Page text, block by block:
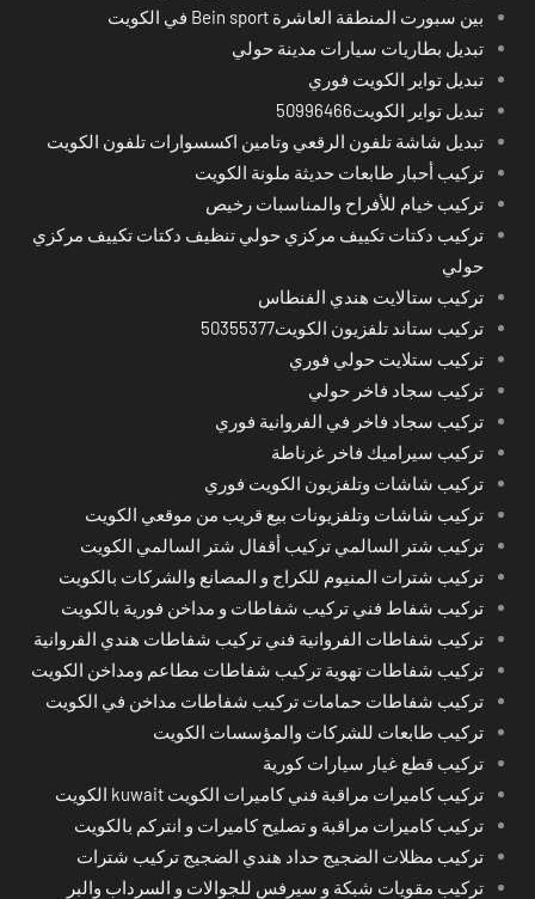
بين سبورت المنطقة العاشرة Bein sport في الكويت
تبديل بطاريات سيارات مدينة حولي
تبديل تواير الكويت فوري
تبديل تواير الكويت50996466
تبديل شاشة تلفون الرقعي وتامين اكسسوارات تلفون الكويت
تركيب أحبار طابعات حديثة ملونة الكويت
تركيب خيام للأفراح والمناسبات رخيص
تركيب دكتات تكييف مركزي حولي تنظيف دكتات تكييف مركزي
حولي
تركيب ستالايت هندي الفنطاس
تركيب ستاند تلفزيون الكويت50355377
تركيب ستلايت حولي فوري
تركيب سجاد فاخر حولي
تركيب سجاد فاخر في الفروانية فوري
تركيب سيراميك فاخر غرناطة
تركيب شاشات وتلفزيون الكويت فوري
تركيب شاشات وتلفزيونات بيع قريب من موقعي الكويت
تركيب شتر السالمي تركيب أقفال شتر السالمي الكويت
تركيب شترات المنيوم للكراج و المصانع والشركات بالكويت
تركيب شفاط فني تركيب شفاطات و مداخن فورية بالكويت
تركيب شفاطات الفروانية فني تركيب شفاطات هندي الفروانية
تركيب شفاطات تهوية تركيب شفاطات مطاعم ومداخن الكويت
تركيب شفاطات حمامات تركيب شفاطات مداخن في الكويت
تركيب طابعات للشركات والمؤسسات الكويت
تركيب قطع غيار سيارات كورية
تركيب كاميرات مراقبة فني كاميرات الكويت kuwait الكويت
تركيب كاميرات مراقبة و تصليح كاميرات و انتركم بالكويت
تركيب مظلات الضجيج حداد هندي الضجيج تركيب شترات
تركيب مقويات شبكة و سيرفس للجوالات و السرداب والبر